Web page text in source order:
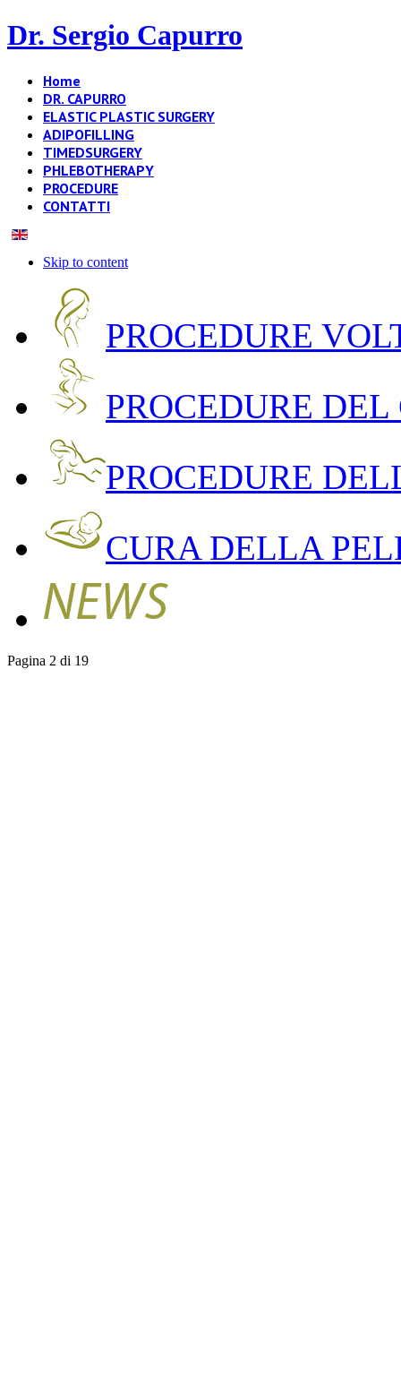
Dr. Sergio Capurro
Home
DR. CAPURRO
ELASTIC PLASTIC SURGERY
ADIPOFILLING
TIMEDSURGERY
PHLEBOTHERAPY
PROCEDURE
CONTATTI
Skip to content
PROCEDURE
PROCEDURE DEL
PROCEDURE
CURA DELLA
Pagina 2 di 19